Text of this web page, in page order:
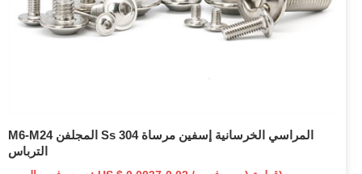
M6-M24 المجلفن Ss 304 المراسي الخرسانية إسفين مرساة
الترباس